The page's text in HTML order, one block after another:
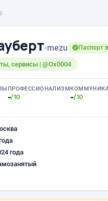
›mezu Паспорт
сервисы | @Ox0004
ПРОФЕССИОНАЛИЗМ
-/10 -/10
года